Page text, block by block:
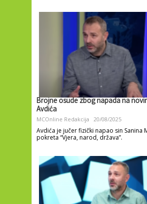
Brojne osude zbog napada na
Avdića
MCOnline Redakcija 20/08/2025
Avdića je jučer fizički napao sin Sanina
pokreta “Vjera, narod, država”.